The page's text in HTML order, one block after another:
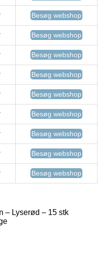
Besøg webshop
Besøg webshop
Besøg webshop
Besøg webshop
Besøg webshop
Besøg webshop
Besøg webshop
Besøg webshop
Besøg webshop
– Lyserød – 15 stk